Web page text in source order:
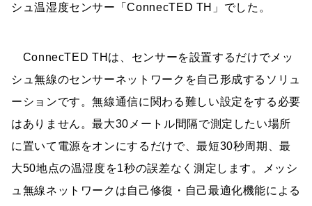
シュ温湿度センサー「ConnecTED TH」でした。
ConnecTED THは、センサーを設置するだけでメッ
シュ無線のセンサーネットワークを自己形成するソリュ
ーションです。無線通信に関わる難しい設定をする必要
はありません。最大30メートル間隔で測定したい場所
に置いて電源をオンにするだけで、最短30秒周期、最
大50地点の温湿度を1秒の誤差なく測定します。メッシ
ュ無線ネットワークは自己修復・自己最適化機能による